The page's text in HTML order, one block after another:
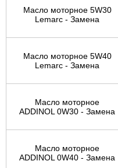
Масло моторное 5W30
Lemarc - Замена
Масло моторное 5W40
Lemarc - Замена
Масло моторное
ADDINOL 0W30 - Замена
Масло моторное
ADDINOL 0W40 - Замена